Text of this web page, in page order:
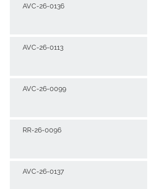
AVC-26-0136
AVC-26-0113
AVC-26-0099
RR-26-0096
AVC-26-0137